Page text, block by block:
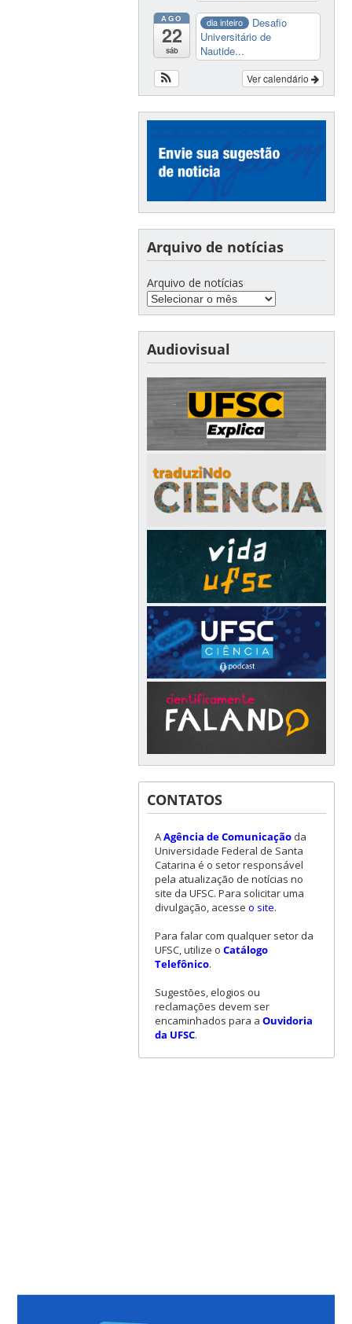
AGO
22
sáb
dia inteiro
Desafio
Universitário de
Nautide...
Ver calendário
Arquivo de notícias
Arquivo de notícias
Audiovisual
CONTATOS
AAgência de Comunicaçãoda
Universidade Federal de Santa
Catarina é o setor responsável
pela atualização de notícias no
site da UFSC. Para solicitar uma
divulgação, acesse o site.
Para falar com qualquer setor da
UFSC, utilize o Catálogo
Telefônico.
Sugestões, elogios ou
reclamações devem ser
encaminhados para a Ouvidoria
da UFSC.